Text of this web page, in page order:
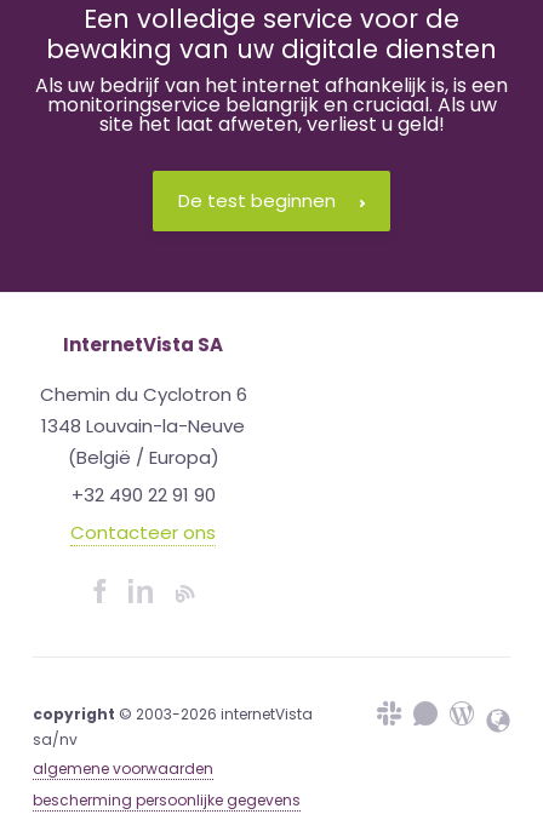
Een volledige service voor de
bewaking van uw digitale diensten
Als uw bedrijf van het internet afhankelijk is, is een
monitoringservice belangrijk en cruciaal. Als uw
site het laat afweten, verliest u geld!
De test beginnen
InternetVista SA
Chemin du Cyclotron 6
1348 Louvain-la-Neuve
(België / Europa)
+32 490 22 91 90
Contacteer ons
copyright © 2003-2026 internetVista
sa/nv
algemene voorwaarden
bescherming persoonlijke gegevens